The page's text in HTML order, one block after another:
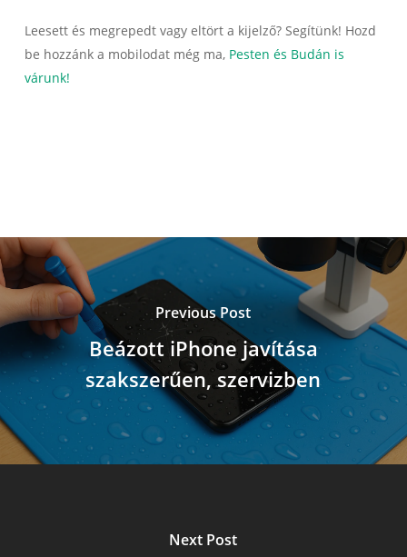
Leesett és megrepedt vagy eltört a kijelző? Segítünk! Hozd
be hozzánk a mobilodat még ma,Pesten és Budán is
várunk!
Previous Post
Beázott iPhone javítása
szakszerűen, szervizben
Next Post